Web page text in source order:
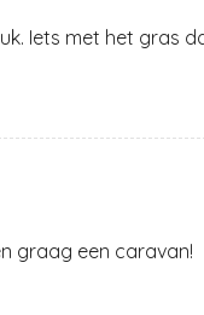
Iets met het gras
graag een caravan!